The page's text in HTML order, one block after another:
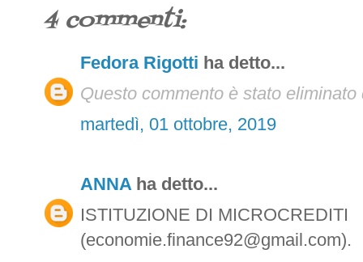
4 commenti:
Fedora Rigotti ha detto...
Questo commento è stato
martedì, 01 ottobre, 2019
ANNA ha detto...
ISTITUZIONE DI MICROCREDITI
(economie.finance92@gmail.com).